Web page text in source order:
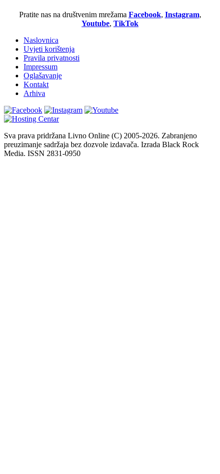
Pratite nas na društvenim mrežama Facebook, Instagram,
Youtube, TikTok
Naslovnica
Uvjeti korištenja
Pravila privatnosti
Impressum
Oglašavanje
Kontakt
Arhiva
Sva prava pridržana Livno Online (C) 2005-2026. Zabranjeno
preuzimanje sadržaja bez dozvole izdavača. Izrada Black Rock
Media. ISSN 2831-0950